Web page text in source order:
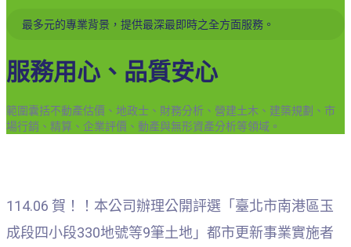
最多元的專業背景，提供最深最即時之全方面服務。
服務用心、品質安心
範圍囊括不動產估價、地政士、財務分析、營建土木、建築規劃、市
場行銷、精算、企業評價、動產與無形資產分析等領域。
114.06 賀！！本公司辦理公開評選「臺北市南港區玉
成段四小段330地號等9筆土地」都市更新事業實施者